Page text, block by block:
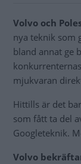
Volvo och
nya teknik som
bland annat ge
mjukvaran
Hittills är det
som fått ta del
Googleteknik.
Volvo